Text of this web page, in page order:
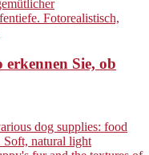
Sie, ob